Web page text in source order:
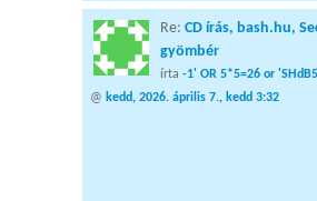
Re: CD írás, bash.hu,
gyömbér
írta -1' OR 5*5=26 or
@ kedd, 2026. április 7., kedd 3:32